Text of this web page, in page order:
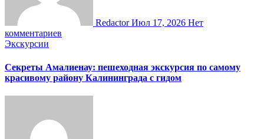
RedactorИюл 17, 2026 Нет
комментариев
Экскурсии
Секреты Амалиенау: пешеходная экскурсия по самому
красивому району Калининграда с гидом